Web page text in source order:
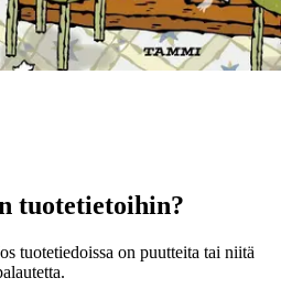
tuotetietoihin?
tuotetiedoissa on puutteita tai niitä